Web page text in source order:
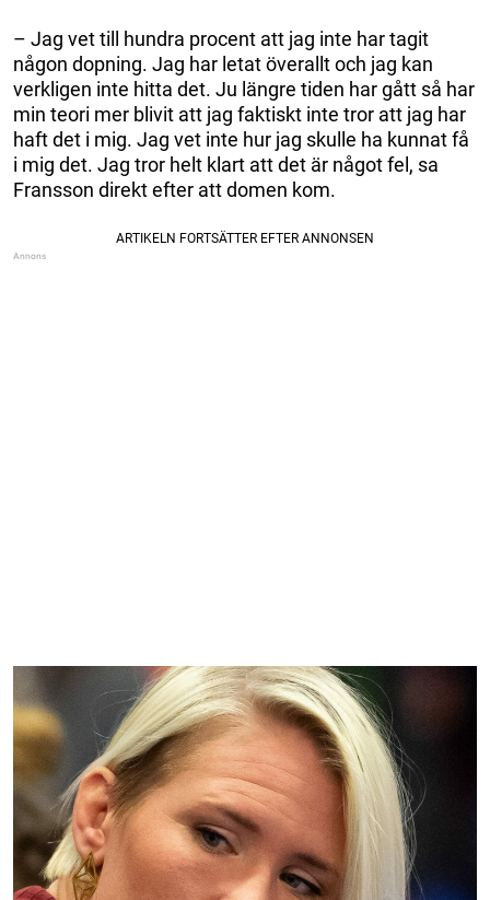
– Jag vet till hundra procent att jag inte har tagit
någon dopning. Jag har letat överallt och jag kan
verkligen inte hitta det. Ju längre tiden har gått så har
min teori mer blivit att jag faktiskt inte tror att jag har
haft det i mig. Jag vet inte hur jag skulle ha kunnat få
i mig det. Jag tror helt klart att det är något fel, sa
Fransson direkt efter att domen kom.